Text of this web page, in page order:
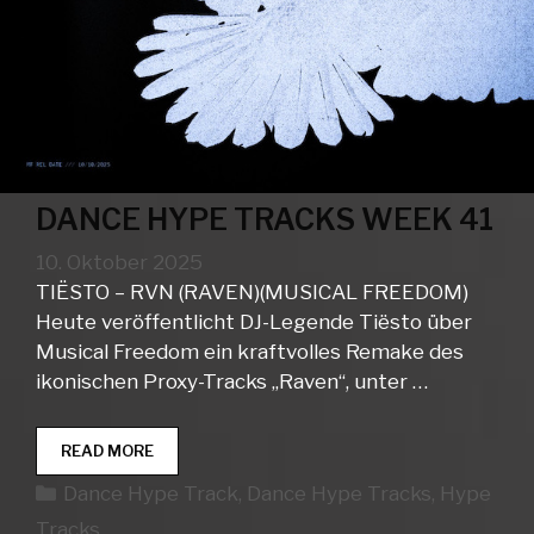
DANCE HYPE TRACKS WEEK 41
10. Oktober 2025
TIËSTO – RVN (RAVEN)(MUSICAL FREEDOM)
Heute veröffentlicht DJ-Legende Tiësto über
Musical Freedom ein kraftvolles Remake des
ikonischen Proxy-Tracks „Raven“, unter …
READ MOREDANCE
HYPE
TRACKS
Kategorien
Dance Hype Track, Dance Hype Tracks, Hype